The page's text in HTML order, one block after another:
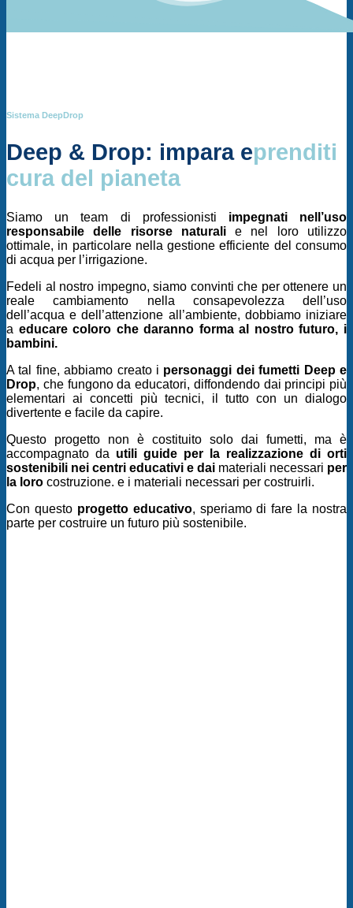
Sistema DeepDrop
Deep & Drop: impara eprenditi
cura del pianeta
Siamo un team di professionisti impegnati nell’uso
responsabile delle risorse naturalie nel loro utilizzo
ottimale, in particolare nella gestione efficiente del consumo
di acqua per l’irrigazione.
Fedeli al nostro impegno, siamo convinti che per ottenere un
reale cambiamento nella consapevolezza dell’uso
dell’acqua e dell’attenzione all’ambiente, dobbiamo iniziare
a educare coloro che daranno forma al nostro futuro, i
bambini.
A tal fine, abbiamo creato i personaggi dei fumetti Deep e
Drop, che fungono da educatori, diffondendo dai principi più
elementari ai concetti più tecnici, il tutto con un dialogo
divertente e facile da capire.
Questo progetto non è costituito solo dai fumetti, ma è
accompagnato da utili guide per la realizzazione di orti
sostenibili nei centri educativi e dai materiali necessari per
la loro costruzione. e i materiali necessari per costruirli.
Con questo progetto educativo, speriamo di fare la nostra
parte per costruire un futuro più sostenibile.